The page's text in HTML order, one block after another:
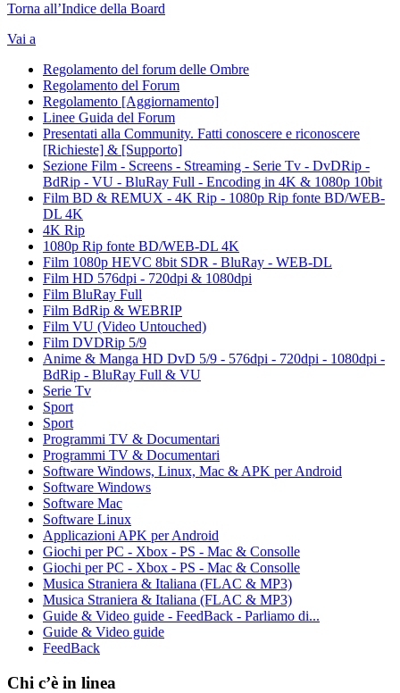
Torna all’Indice della Board
Vai a
Regolamento del forum delle Ombre
Regolamento del Forum
Regolamento [Aggiornamento]
Linee Guida del Forum
Presentati alla Community. Fatti conoscere e riconoscere
[Richieste] & [Supporto]
Sezione Film - Screens - Streaming - Serie Tv - DvDRip -
BdRip - VU - BluRay Full - Encoding in 4K & 1080p 10bit
Film BD & REMUX - 4K Rip - 1080p Rip fonte BD/WEB-
DL 4K
4K Rip
1080p Rip fonte BD/WEB-DL 4K
Film 1080p HEVC 8bit SDR - BluRay - WEB-DL
Film HD 576dpi - 720dpi & 1080dpi
Film BluRay Full
Film BdRip & WEBRIP
Film VU (Video Untouched)
Film DVDRip 5/9
Anime & Manga HD DvD 5/9 - 576dpi - 720dpi - 1080dpi -
BdRip - BluRay Full & VU
Serie Tv
Sport
Sport
Programmi TV & Documentari
Programmi TV & Documentari
Software Windows, Linux, Mac & APK per Android
Software Windows
Software Mac
Software Linux
Applicazioni APK per Android
Giochi per PC - Xbox - PS - Mac & Consolle
Giochi per PC - Xbox - PS - Mac & Consolle
Musica Straniera & Italiana (FLAC & MP3)
Musica Straniera & Italiana (FLAC & MP3)
Guide & Video guide - FeedBack - Parliamo di...
Guide & Video guide
FeedBack
Chi c’è in linea